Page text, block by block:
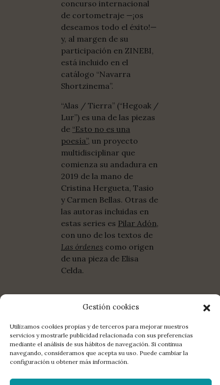
Gestión cookies
Utilizamos cookies propias y de terceros para mejorar nuestros
servicios y mostrarle publicidad relacionada con sus preferencias
mediante el análisis de sus hábitos de navegación. Si continua
navegando, consideramos que acepta su uso. Puede cambiar la
configuración u obtener más información.
concurso internacional
de cortometraje —¡os
deseamos todo el éxito!—
y, al margen de su
participación en ZINEBI,
está incluido en el
catálogo “Navarra
Shortzinema”.
“Alas / Tierra” (“Hegoak /
Lur”) es una de las piezas
de “Esto no es una
poesía”, un proyecto
multidisciplinar que
comienza su andadura en
2019 de la mano de
Cristina Hergueta, Tasio
y Carmen Bellas. Otras de
las autoras incluidas en
estas series es Pilar Adón,
con uno de los textos de
Las órdenes como origen
de una pieza de Elisa
Celda.
COMPARTE:FACEBOOKTWITTER E-MAIL
MANUSCRITOS